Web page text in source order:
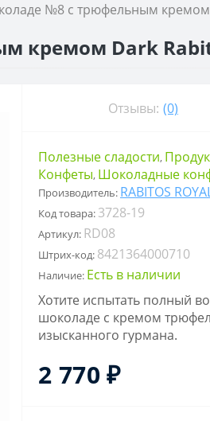
№8 с трюфельным кремом
Dark
Отзывы: (0)
Полезные сладости,
Конфеты, Шоколадные
Производитель: RABITOS
Код товара: 3728-19
Артикул: RD08
Штрих-код: 8421364000710
Наличие: Есть в наличии
Хотите испытать полный
шоколаде с кремом
изысканного гурмана.
2 770 ₽